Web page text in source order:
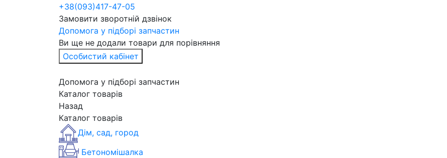
+38(093)417-47-05
Замовити зворотній дзвінок
Допомога у підборі запчастин
Ви ще не додали товари для порівняння
Особистий кабінет
Допомога у підборі запчастин
Каталог товарів
Назад
Каталог товарів
Дім, сад, город
Бетономішалка